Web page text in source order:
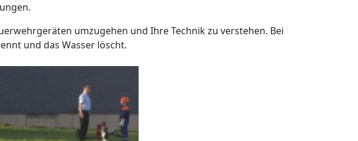
umzugehen und Ihre Technik zu verstehen. Bei
ein Feuer brennt und das Wasser löscht.